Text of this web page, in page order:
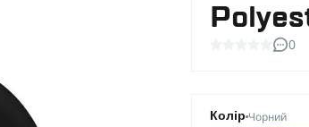
0
Колір Чорний